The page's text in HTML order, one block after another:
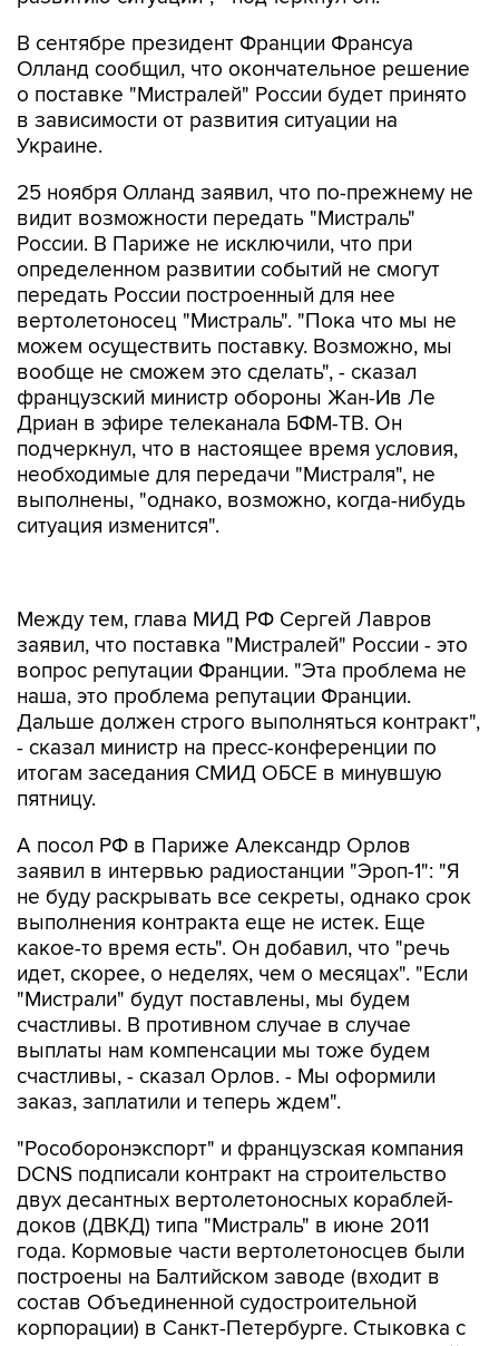
В сентябре президент Франции Франсуа
Олланд сообщил, что окончательное решение
о поставке "Мистралей" России будет принято
в зависимости от развития ситуации на
Украине.
25 ноября Олланд заявил, что по-прежнему не
видит возможности передать "Мистраль"
России. В Париже не исключили, что при
определенном развитии событий не смогут
передать России построенный для нее
вертолетоносец "Мистраль". "Пока что мы не
можем осуществить поставку. Возможно, мы
вообще не сможем это сделать", - сказал
французский министр обороны Жан-Ив Ле
Дриан в эфире телеканала БФМ-ТВ. Он
подчеркнул, что в настоящее время условия,
необходимые для передачи "Мистраля", не
выполнены, "однако, возможно, когда-нибудь
ситуация изменится".
вопрос репутации Франции. "Эта проблема не
наша, это проблема репутации Франции.
Дальше должен строго выполняться контракт",
- сказал министр на пресс-конференции по
итогам заседания СМИД ОБСЕ в минувшую
пятницу.
А посол РФ в Париже Александр Орлов
не буду раскрывать все секреты, однако срок
выполнения контракта еще не истек. Еще
какое-то время есть". Он добавил, что "речь
идет, скорее, о неделях, чем о месяцах". "Если
"Мистрали" будут поставлены, мы будем
счастливы. В противном случае в случае
выплаты нам компенсации мы тоже будем
счастливы, - сказал Орлов. - Мы оформили
заказ, заплатили и теперь ждем".
"Рособоронэкспорт" и французская компания
двух десантных вертолетоносных кораблей-
доков (ДВКД) типа "Мистраль" в июне 2011
года. Кормовые части вертолетоносцев были
построены на Балтийском заводе (входит в
состав Объединенной судостроительной
корпорации) в Санкт-Петербурге. Стыковка с
головными частями и окончательная достройка
выполняется на верфи компании STX France в